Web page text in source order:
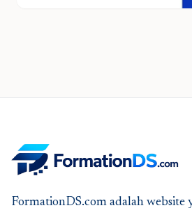
FormationDS.com adalah website